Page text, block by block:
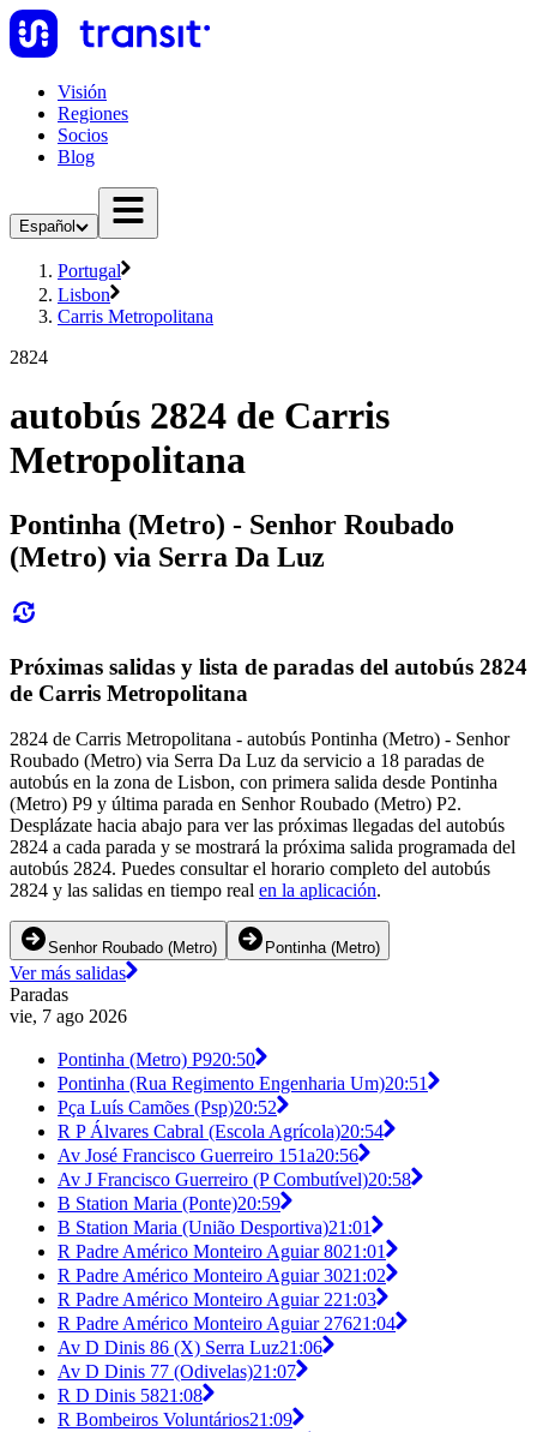
Visión
Regiones
Socios
Blog
Español
Portugal
Lisbon
Carris Metropolitana
2824
autobús 2824 de Carris
Metropolitana
Pontinha (Metro) - Senhor Roubado
(Metro) via Serra Da Luz
Próximas salidas y lista de paradas del autobús 2824
de Carris Metropolitana
2824 de Carris Metropolitana - autobús Pontinha (Metro) - Senhor
Roubado (Metro) via Serra Da Luz da servicio a 18 paradas de
autobús en la zona de Lisbon, con primera salida desde Pontinha
(Metro) P9 y última parada en Senhor Roubado (Metro) P2.
Desplázate hacia abajo para ver las próximas llegadas del autobús
2824 a cada parada y se mostrará la próxima salida programada del
autobús 2824. Puedes consultar el horario completo del autobús
2824 y las salidas en tiempo real en la aplicación.
Senhor Roubado (Metro) Pontinha (Metro)
Ver más salidas
Paradas
vie, 7 ago 2026
Pontinha (Metro) P920:50
Pontinha (Rua Regimento Engenharia Um)20:51
Pça Luís Camões (Psp)20:52
R P Álvares Cabral (Escola Agrícola)20:54
Av José Francisco Guerreiro 151a20:56
Av J Francisco Guerreiro (P Combutível)20:58
B Station Maria (Ponte)20:59
B Station Maria (União Desportiva)21:01
R Padre Américo Monteiro Aguiar 8021:01
R Padre Américo Monteiro Aguiar 3021:02
R Padre Américo Monteiro Aguiar 221:03
R Padre Américo Monteiro Aguiar 27621:04
Av D Dinis 86 (X) Serra Luz21:06
Av D Dinis 77 (Odivelas)21:07
R D Dinis 5821:08
R Bombeiros Voluntários21:09